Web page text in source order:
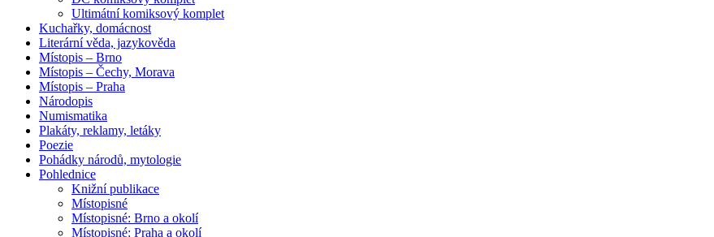
Ultimátní komiksový komplet
Kuchařky, domácnost
Literární věda, jazykověda
Místopis – Brno
Místopis – Čechy, Morava
Místopis – Praha
Národopis
Numismatika
Plakáty, reklamy, letáky
Poezie
Pohádky národů, mytologie
Pohlednice
Knižní publikace
Místopisné
Místopisné: Brno a okolí
Místopisné: Praha a okolí